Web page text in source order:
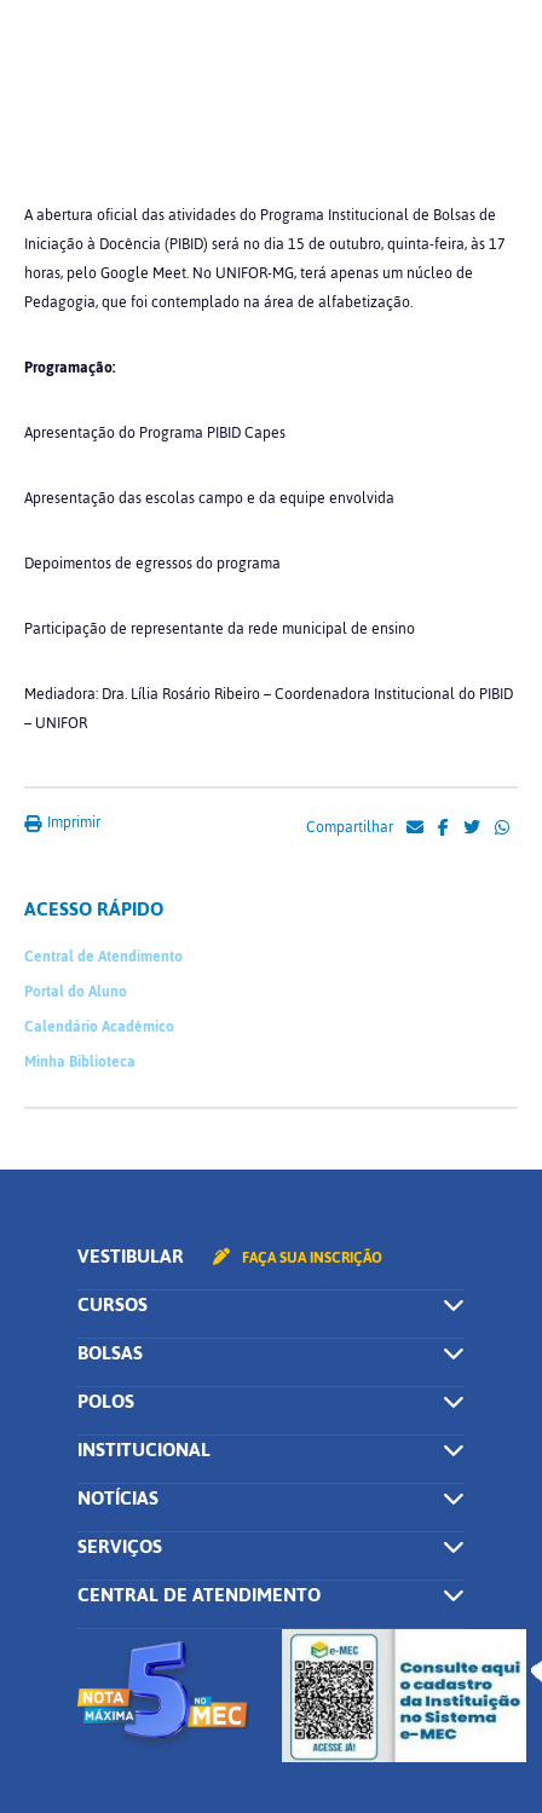
A abertura oficial das atividades do Programa Institucional de Bolsas de
Iniciação à Docência (PIBID) será no dia 15 de outubro, quinta-feira, às 17
horas, pelo Google Meet. No UNIFOR-MG, terá apenas um núcleo de
Pedagogia, que foi contemplado na área de alfabetização.
Programação:
Apresentação do Programa PIBID Capes
Apresentação das escolas campo e da equipe envolvida
Depoimentos de egressos do programa
Participação de representante da rede municipal de ensino
Mediadora: Dra. Lília Rosário Ribeiro – Coordenadora Institucional do PIBID
– UNIFOR
Imprimir Compartilhar
ACESSO RÁPIDO
Central de Atendimento
Portal do Aluno
Calendário Acadêmico
Minha Biblioteca
VESTIBULAR FAÇA SUA INSCRIÇÃO
CURSOS
BOLSAS
POLOS
INSTITUCIONAL
NOTÍCIAS
SERVIÇOS
CENTRAL DE ATENDIMENTO